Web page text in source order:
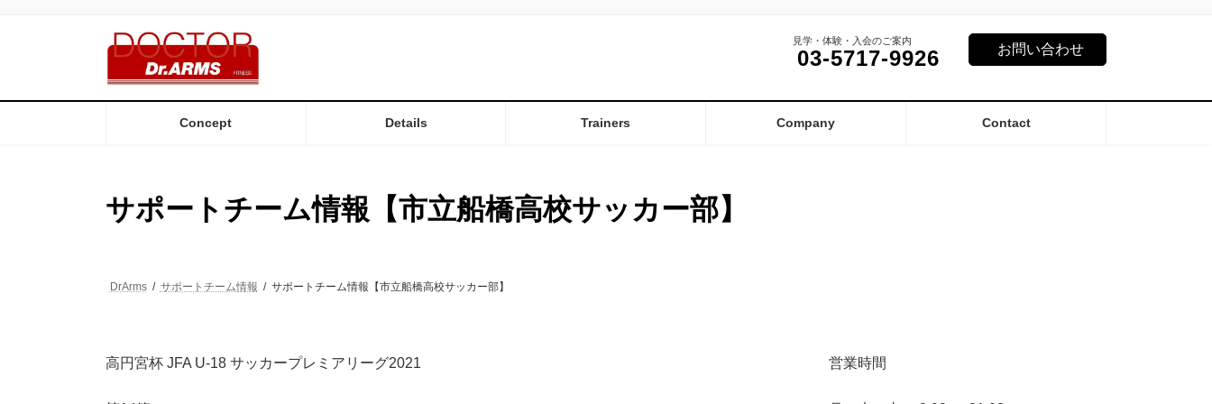
へ
ョ
見学・体験・入会のご案内
03-5717-9926 お問い合わせ
Concept Details Trainers Company Contact
サポートチーム情報【市立船橋高校サッカー部】
DrArms サポートチーム情報 サポートチーム情報【市立船橋高校サッカー部】
高円宮杯 JFA U-18 サッカープレミアリーグ2021 営業時間